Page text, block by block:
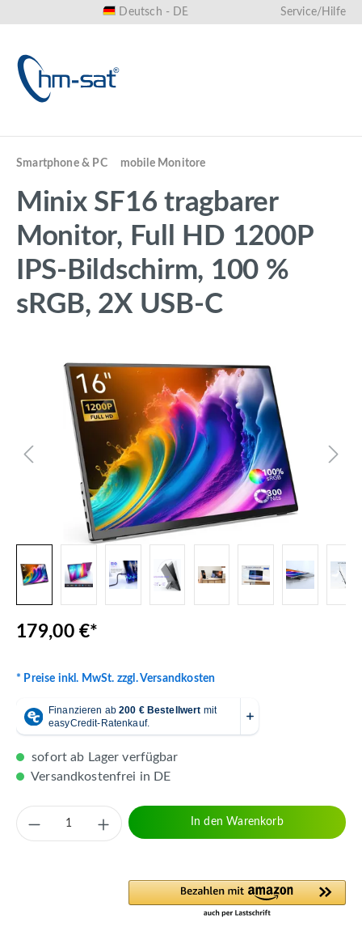
Deutsch - DE Service/Hilfe
Smartphone & PC mobile Monitore
Minix SF16 tragbarer
Monitor, Full HD 1200P
IPS-Bildschirm, 100 %
sRGB, 2X USB-C
Bildergalerie überspringen
179,00 €*
* Preise inkl. MwSt. zzgl. Versandkosten
sofort ab Lager verfügbar
Versandkostenfrei in DE
Produkt Anzahl: Gib den gewünschten
In den Warenkorb